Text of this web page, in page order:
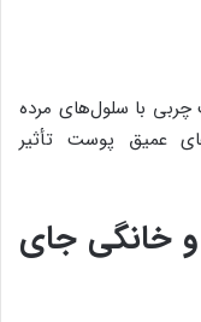
چربی با سلول‌های مرده
عمیق پوست تأثیر
و خانگی جای